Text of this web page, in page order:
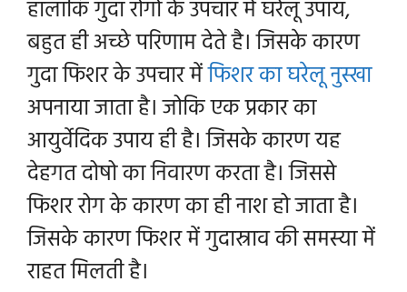
हालाकिं गुदा रोगो के उपचार में घरेलू उपाय,
बहुत ही अच्छे परिणाम देते है। जिसके कारण
गुदा फिशर के उपचार मेंफिशर का घरेलू नुस्खा
अपनाया जाता है। जोकि एक प्रकार का
आयुर्वेदिक उपाय ही है। जिसके कारण यह
देहगत दोषो का निवारण करता है। जिससे
फिशर रोग के कारण का ही नाश हो जाता है।
जिसके कारण फिशर में गुदास्राव की समस्या में
राहत मिलती है।